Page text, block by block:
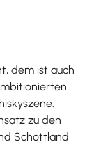
dem ist auch
zu den
Schottland